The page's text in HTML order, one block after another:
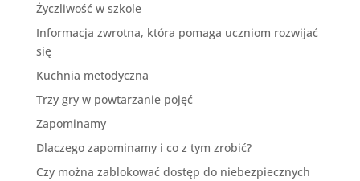
Życzliwość w szkole
Informacja zwrotna, która pomaga uczniom rozwijać
się
Kuchnia metodyczna
Trzy gry w powtarzanie pojęć
Zapominamy
Dlaczego zapominamy i co z tym zrobić?
Czy można zablokować dostęp do niebezpiecznych